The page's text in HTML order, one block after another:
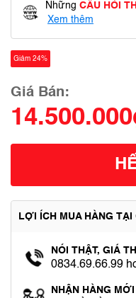
Những CÂU HỎI
Xem thêm
Giảm 24%
Giá Bán:
LỢI ÍCH MUA HÀNG TẠI
NÓI THẬT, GIÁ
0834.69.66.99
NHẬN HÀNG